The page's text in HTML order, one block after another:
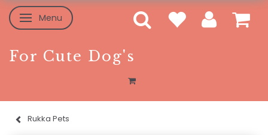
Toggle navigation
Menu
For Cute Dog's
Rukka Pets